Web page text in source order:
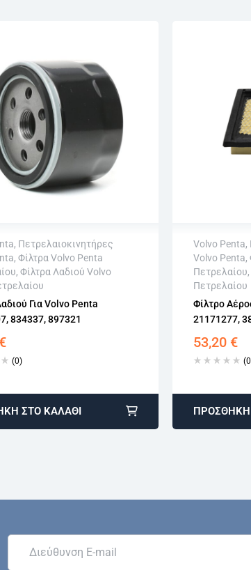
, Πετρελαιοκινητήρες
, Φίλτρα Volvo Penta
, Φίλτρα Λαδιού Volvo
Για Volvo Penta
834337, 897321
€
(0)
αποστολή
εντός 15 εργάσιμων
ΣΤΟ ΚΑΛΆΘΙ
Volvo Penta,
Volvo Penta,
Πετρελαίου,
Πετρελαίου
Φίλτρο
21171277,
53,20 €
Άμεση
ΠΡΟΣΘΉΚΗ